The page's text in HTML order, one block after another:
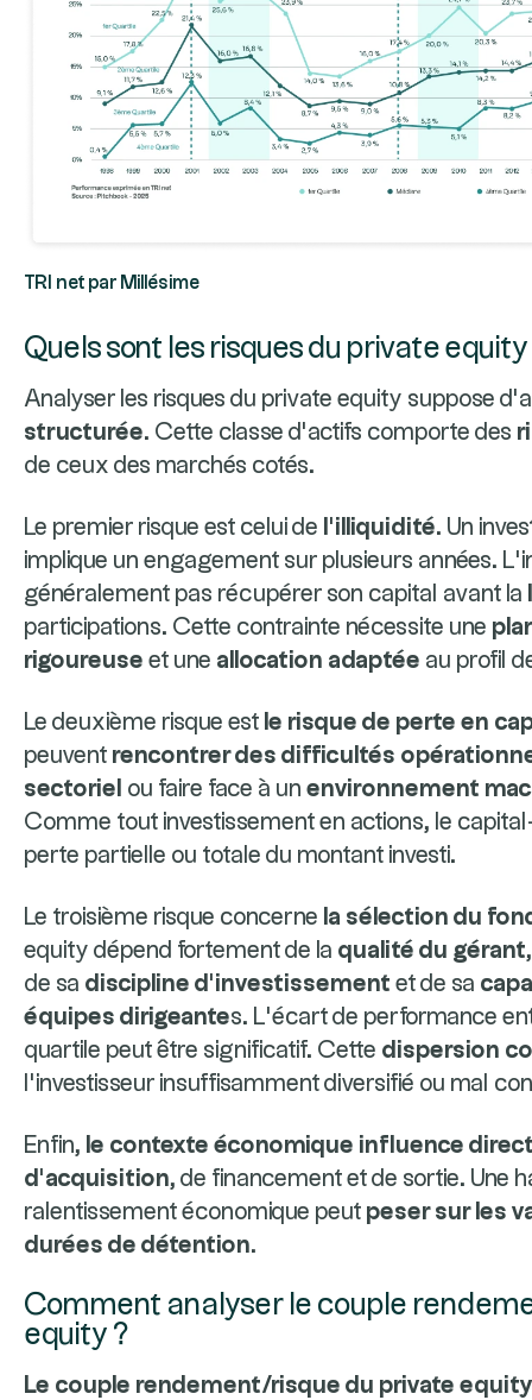
TRI net par Millésime
Quels sont les risques du private equity
Analyser les risques du private equity suppose
structurée. Cette classe d’actifs comporte des
de ceux des marchés cotés.
Le premier risque est celui de l’illiquidité. Un
implique un engagement sur plusieurs années.
généralement pas récupérer son capital avant la
participations. Cette contrainte nécessite une
rigoureuse et une allocation adaptée au profil
Le deuxième risque est le risque de perte en
peuvent rencontrer des difficultés
sectoriel ou faire face à un environnement
Comme tout investissement en actions, le
perte partielle ou totale du montant investi.
Le troisième risque concerne la sélection du
equity dépend fortement de la qualité du gérant
de sa discipline d’investissement et de sa
équipes dirigeantes. L’écart de performance
quartile peut être significatif. Cette dispersion
l’investisseur insuffisamment diversifié ou mal
Enfin, le contexte économique influence
d’acquisition, de financement et de sortie. Une
ralentissement économique peut peser sur les
durées de détention.
Comment analyser le couple
equity ?
Le couple rendement/risque du private